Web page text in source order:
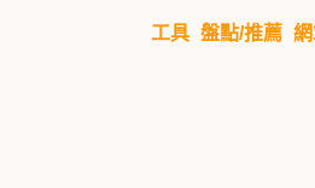
工具 盤點/推薦